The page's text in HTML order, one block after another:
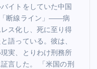
イトをしていた中国
「断線ライン」――病
ス化し、死に至り得
語っている。彼は、
実、とりわけ刑務所
言した。 「米国の刑